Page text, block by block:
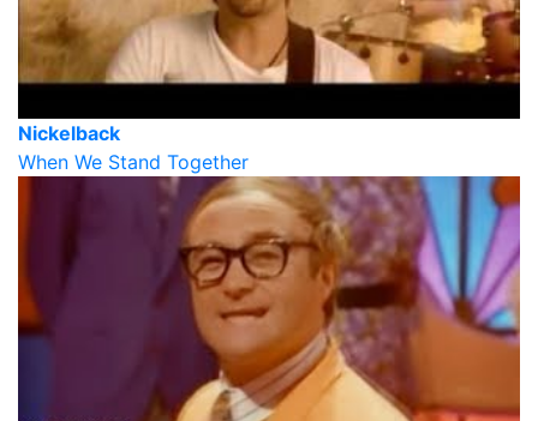
Nickelback
When We Stand Together